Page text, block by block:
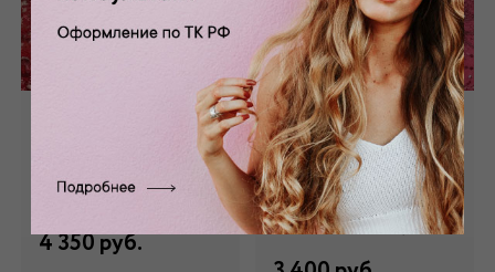
Кружево красное
Состав: 100 % п/э
4 350 руб.
Кружево
бордовое КР -
007/5
Состав: 100 % п/э